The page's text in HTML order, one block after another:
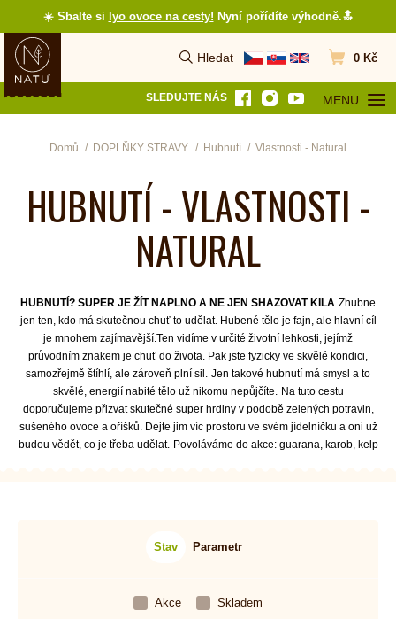
☀️ Sbalte si lyo ovoce na cesty! Nyní pořídíte výhodně.🔝
Hledat
Vyhledat Přejít do
0 Kč
SLEDUJTE NÁS MENU
OTEVŘÍT
Domů DOPLŇKY STRAVY Hubnutí Vlastnosti - Natural
HUBNUTÍ - VLASTNOSTI -
NATURAL
HUBNUTÍ? SUPER JE ŽÍT NAPLNO A NE JEN SHAZOVAT KILA Zhubne
jen ten, kdo má skutečnou chuť to udělat. Hubené tělo je fajn, ale hlavní cíl
je mnohem zajímavější.Ten vidíme v určité životní lehkosti, jejímž
průvodním znakem je chuť do života. Pak jste fyzicky ve skvělé kondici,
samozřejmě štíhlí, ale zároveň plní sil.
Jen takové hubnutí má smysl a to
skvělé, energií nabité tělo už nikomu nepůjčíte.
Na tuto cestu
doporučujeme přizvat skutečné super hrdiny v podobě zelených potravin,
sušeného ovoce a oříšků. Dejte jim víc prostoru ve svém jídelníčku a oni už
budou vědět, co je třeba udělat.
Povoláváme do akce: guarana, karob, kelp
Stav Parametr
Akce Skladem